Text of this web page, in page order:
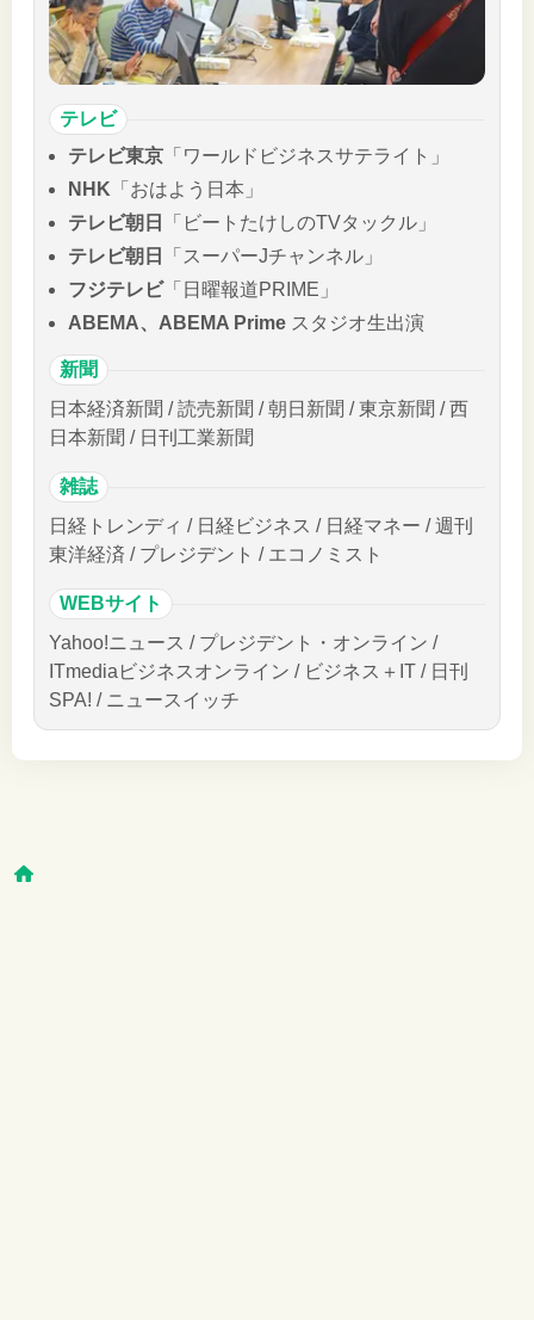
テレビ
テレビ東京 「ワールドビジネスサテライト」
NHK 「おはよう日本」
テレビ朝日
「ビートたけしのTVタックル」
テレビ朝日
「スーパーJチャンネル」
フジテレビ「日曜報道PRIME」
ABEMA、ABEMA Prime スタジオ生出演
新聞
日本経済新聞 / 読売新聞 / 朝日新聞 / 東京新聞 / 西
日本新聞 / 日刊工業新聞
雑誌
日経トレンディ / 日経ビジネス / 日経マネー / 週刊
東洋経済 / プレジデント / エコノミスト
WEBサイト
Yahoo!ニュース / プレジデント・オンライン /
ITmediaビジネスオンライン / ビジネス＋IT / 日刊
SPA! / ニュースイッチ